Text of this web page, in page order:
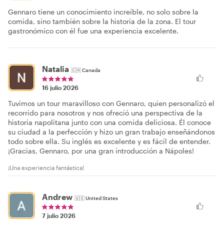
Gennaro tiene un conocimiento increíble, no solo sobre la
comida, sino también sobre la historia de la zona. El tour
gastronómico con él fue una experiencia excelente.
Natalia 🇨🇦Canada
16 julio 2026
Tuvimos un tour maravilloso con Gennaro, quien personalizó el
recorrido para nosotros y nos ofreció una perspectiva de la
historia napolitana junto con una comida deliciosa. Él conoce
su ciudad a la perfección y hizo un gran trabajo enseñándonos
todo sobre ella. Su inglés es excelente y es fácil de entender.
¡Gracias, Gennaro, por una gran introducción a Nápoles!
¡Una experiencia fantástica!
Andrew 🇺🇸United States
7 julio 2026